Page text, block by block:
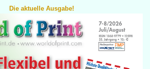
Die aktuelle Ausgabe!